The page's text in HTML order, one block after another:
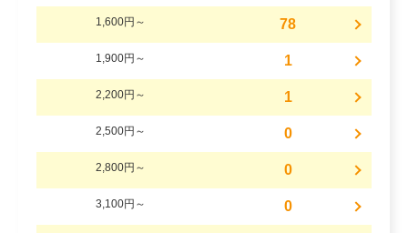
1,600円～ 78
1,900円～ 1
2,200円～ 1
2,500円～ 0
2,800円～ 0
3,100円～ 0